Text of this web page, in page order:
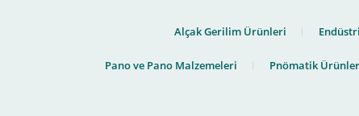
Alçak Gerilim Ürünleri
Pano ve Pano Malzemeleri Pnömatik Ürünler